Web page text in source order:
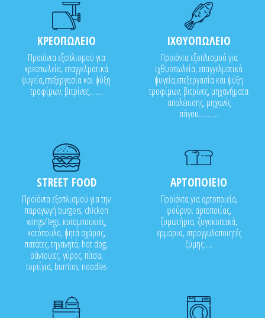
ΚΡΕΟΠΩΛΕΙΟ
Προϊόντα εξοπλισμού για
κρεοπωλεία, επαγγελματικά
ψυγεία,επεξεργασία και ψύξη
τροφίμων, βιτρίνες........
ΙΧΘΥΟΠΩΛΕΙΟ
Προϊόντα εξοπλισμού για
ιχθυοπωλεία, επαγγελματικά
ψυγεία,επεξεργασία και ψύξη
τροφίμων, βιτρίνες, μηχανήματα
απολέπισης, μηχανές
πάγου...........
STREET FOOD
Προϊόντα εξοπλισμού για την
παραγωγή burgers, chicken
wings/legs, κοτομπουκιές,
κοτόπουλο, ψητά σχάρας,
πατάτες, τηγανητά, hot dog,
σάντουϊτς, γύρος, πίτσα,
τορτίγια, burritos, noodles
ΑΡΤΟΠΟΙΕΙΟ
Προϊόντα για αρτοποιεία,
φούρνοι αρτοποιίας,
ζυμωτήρια, ζυγοκοπτικά,
ερμάρια, στρογγυλοποιητές
ζύμης.....